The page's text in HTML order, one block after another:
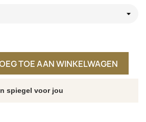
TOE AAN WINKELWAGEN
spiegel voor jou